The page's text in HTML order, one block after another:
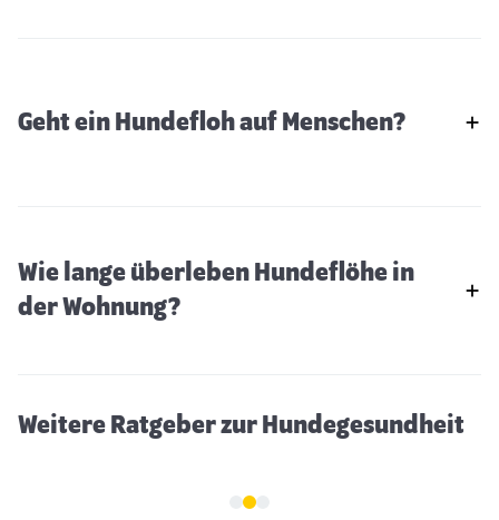
Geht ein Hundefloh auf Menschen?
Wie lange überleben Hundeflöhe in
der Wohnung?
Weitere Ratgeber zur Hundegesundheit
Zahnpflege beim Hund